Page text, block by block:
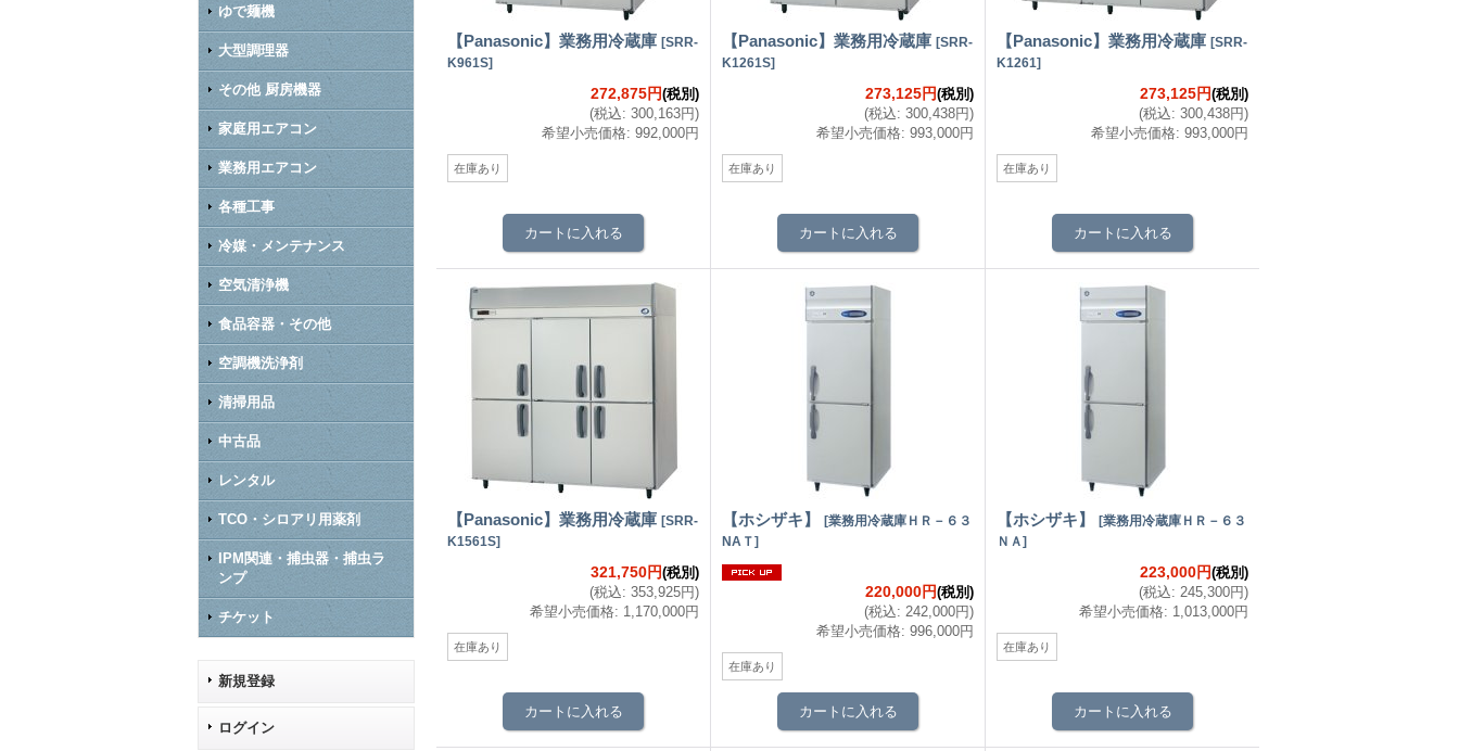
ゆで麺機
大型調理器
その他 厨房機器
家庭用エアコン
業務用エアコン
各種工事
冷媒・メンテナンス
空気清浄機
食品容器・その他
空調機洗浄剤
清掃用品
中古品
レンタル
TCO・シロアリ用薬剤
IPM関連・捕虫器・捕虫ラ
ンプ
チケット
新規登録
ログイン
【Panasonic】業務用冷蔵庫 [SRR-
K961S]
272,875円(税別)
(税込: 300,163円)
希望小売価格: 992,000円
在庫あり
【Panasonic】業務用冷蔵庫 [SRR-
K1261S]
273,125円(税別)
(税込: 300,438円)
希望小売価格: 993,000円
在庫あり
【Panasonic】業務用冷蔵庫 [SRR-
K1261]
273,125円(税別)
(税込: 300,438円)
希望小売価格: 993,000円
在庫あり
【Panasonic】業務用冷蔵庫 [SRR-
K1561S]
321,750円(税別)
(税込: 353,925円)
希望小売価格: 1,170,000円
在庫あり
【ホシザキ】 [業務用冷蔵庫ＨＲ－６３
NAＴ]
220,000円(税別)
(税込: 242,000円)
希望小売価格: 996,000円
在庫あり
【ホシザキ】 [業務用冷蔵庫ＨＲ－６３
ＮＡ]
223,000円(税別)
(税込: 245,300円)
希望小売価格: 1,013,000円
在庫あり